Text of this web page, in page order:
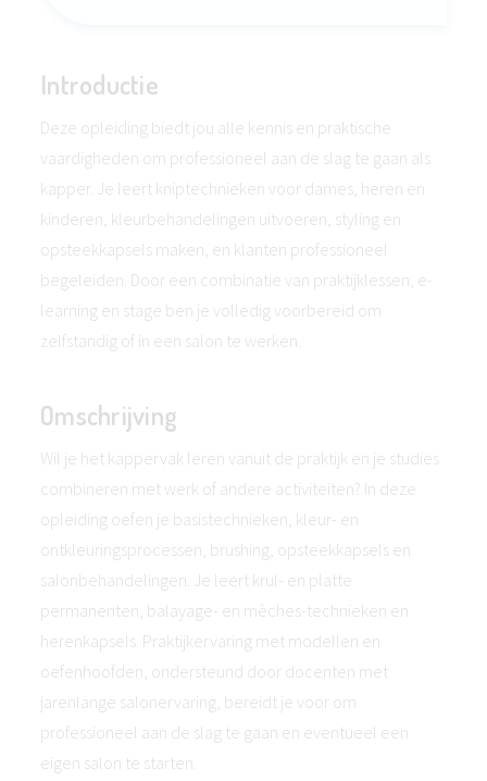
Introductie
Deze opleiding biedt jou alle kennis en praktische
vaardigheden om professioneel aan de slag te gaan als
kapper. Je leert kniptechnieken voor dames, heren en
kinderen, kleurbehandelingen uitvoeren, styling en
opsteekkapsels maken, en klanten professioneel
begeleiden. Door een combinatie van praktijklessen, e-
learning en stage ben je volledig voorbereid om
zelfstandig of in een salon te werken.
Omschrijving
Wil je het kappervak leren vanuit de praktijk en je studies
combineren met werk of andere activiteiten? In deze
opleiding oefen je basistechnieken, kleur- en
ontkleuringsprocessen, brushing, opsteekkapsels en
salonbehandelingen. Je leert krul- en platte
permanenten, balayage- en mèches-technieken en
herenkapsels. Praktijkervaring met modellen en
oefenhoofden, ondersteund door docenten met
jarenlange salonervaring, bereidt je voor om
professioneel aan de slag te gaan en eventueel een
eigen salon te starten.